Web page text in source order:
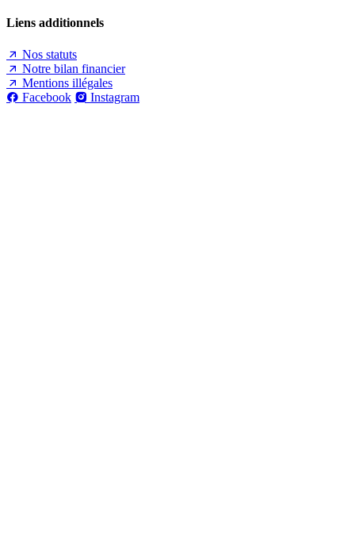
Liens additionnels
Nos statuts
Notre bilan financier
Mentions illégales
Facebook
Instagram